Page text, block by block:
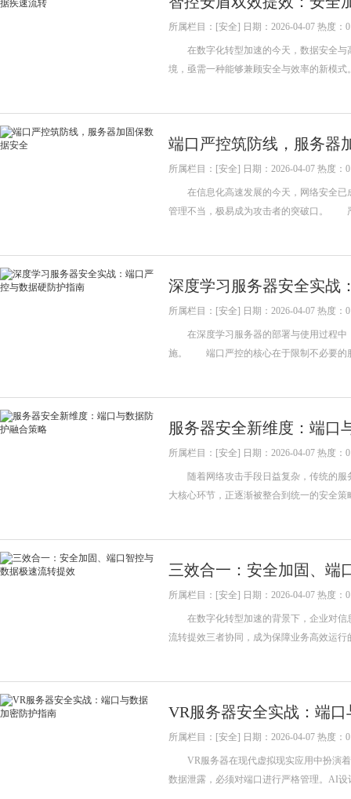
所属栏目：[安全] 日期：2026-04-07 热度：0
在数字化转型加速的今天，数据安全与
境，亟需一种能够兼顾安全与效率的新模
端口严控筑防线，服务器
所属栏目：[安全] 日期：2026-04-07 热度：0
在信息化高速发展的今天，网络安全已
管理不当，极易成为攻击者的突破口。
深度学习服务器安全实战
所属栏目：[安全] 日期：2026-04-07 热度：0
在深度学习服务器的部署与使用过程中
施。 端口严控的核心在于限制不必要的服
服务器安全新维度：端口
所属栏目：[安全] 日期：2026-04-07 热度：0
随着网络攻击手段日益复杂，传统的服
大核心环节，正逐渐被整合到统一的安
三效合一：安全加固、端
所属栏目：[安全] 日期：2026-04-07 热度：0
在数字化转型加速的背景下，企业对信
流转提效三者协同，成为保障业务高效运
VR服务器安全实战：端
所属栏目：[安全] 日期：2026-04-07 热度：0
VR服务器在现代虚拟现实应用中扮演着
数据泄露，必须对端口进行严格管理。AI